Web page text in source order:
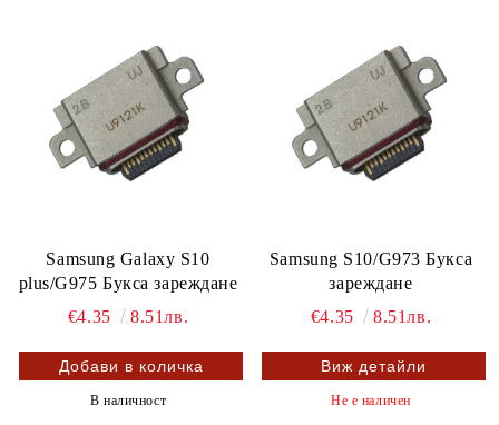
Samsung Galaxy S10
plus/G975 Букса зареждане
€4.35
8.51лв.
В наличност
Samsung S10/G973 Букса
зареждане
€4.35
8.51лв.
Виж детайли
Не е наличен